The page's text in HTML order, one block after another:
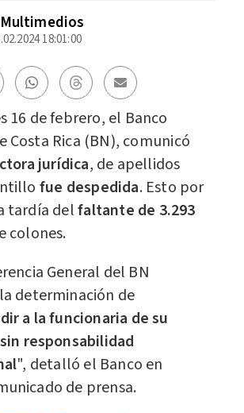
18:01:00
16 de febrero, el Banco
Costa Rica (BN), comunicó
jurídica, de apellidos
fue despedida. Esto por
tardía delfaltante de 3.293
colones.
General del BN
determinación de
a la funcionaria de su
responsabilidad
", detalló el Banco en
de prensa.